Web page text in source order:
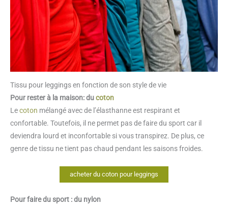
Tissu pour leggings en fonction de son style de vie
Pour rester à la maison: ducoton
Lecoton mélangé avec de l’élasthanne est respirant et
confortable. Toutefois, il ne permet pas de faire du sport car il
deviendra lourd et inconfortable si vous transpirez. De plus, ce
genre de tissu ne tient pas chaud pendant les saisons froides.
acheter du coton pour leggings
Pour faire du sport : du nylon